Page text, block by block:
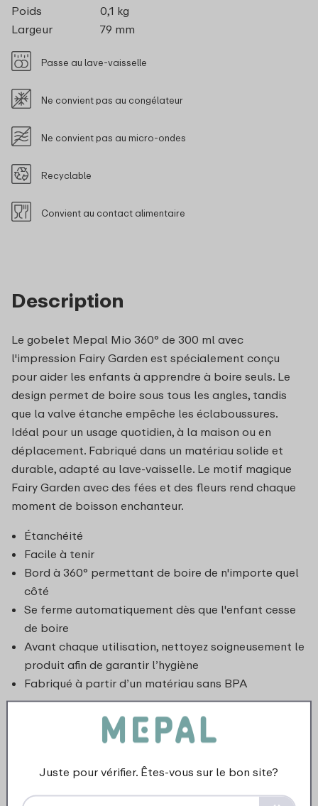
Description
Le gobelet Mepal Mio 360° de 300 ml avec
l'impression Fairy Garden est spécialement conçu
pour aider les enfants à apprendre à boire seuls. Le
design permet de boire sous tous les angles, tandis
que la valve étanche empêche les éclaboussures.
Idéal pour un usage quotidien, à la maison ou en
déplacement. Fabriqué dans un matériau solide et
durable, adapté au lave-vaisselle. Le motif magique
Fairy Garden avec des fées et des fleurs rend chaque
moment de boisson enchanteur.
Étanchéité
Facile à tenir
Bord à 360° permettant de boire de n'importe quel
côté
Se ferme automatiquement dès que l'enfant cesse
de boire
Avant chaque utilisation, nettoyez soigneusement le
produit afin de garantir l’hygiène
Fabriqué à partir d’un matériau sans BPA
Poids
0,1 kg
Largeur
79 mm
Passe au lave-vaisselle
Ne convient pas au congélateur
Ne convient pas au micro-ondes
Recyclable
Convient au contact alimentaire
Produits assortis
Juste pour vérifier. Êtes-vous sur le bon site?